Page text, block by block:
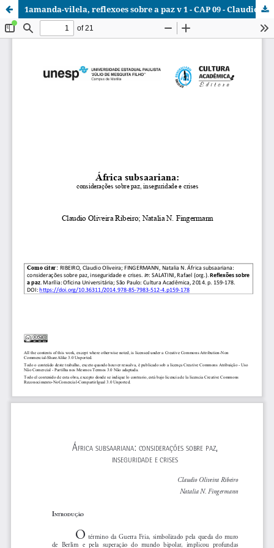
1amanda-vilela, reflexoes sobre a paz v 1 - CAP 09 - Claudio Oliveira Ribeiro; Natalia N. Fingermann.pdf